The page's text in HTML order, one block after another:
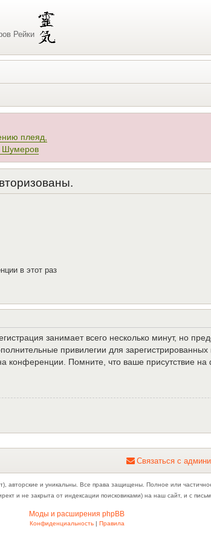
Рейки
плеяд,
Шумеров
в этот раз
занимает всего несколько минут, но
привилегии для
конференции. Помните, что ваше присутствие
Связаться с админи
и уникальны. Все права защищены. Полное или
и не закрыта от индексации поисковиками) на наш сайт, и с
Моды и расширения phpBB
Конфиденциальность| Правила